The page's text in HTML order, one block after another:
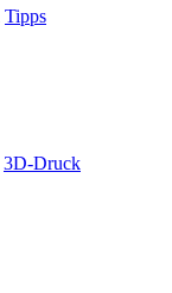
Tipps
3D-Druck